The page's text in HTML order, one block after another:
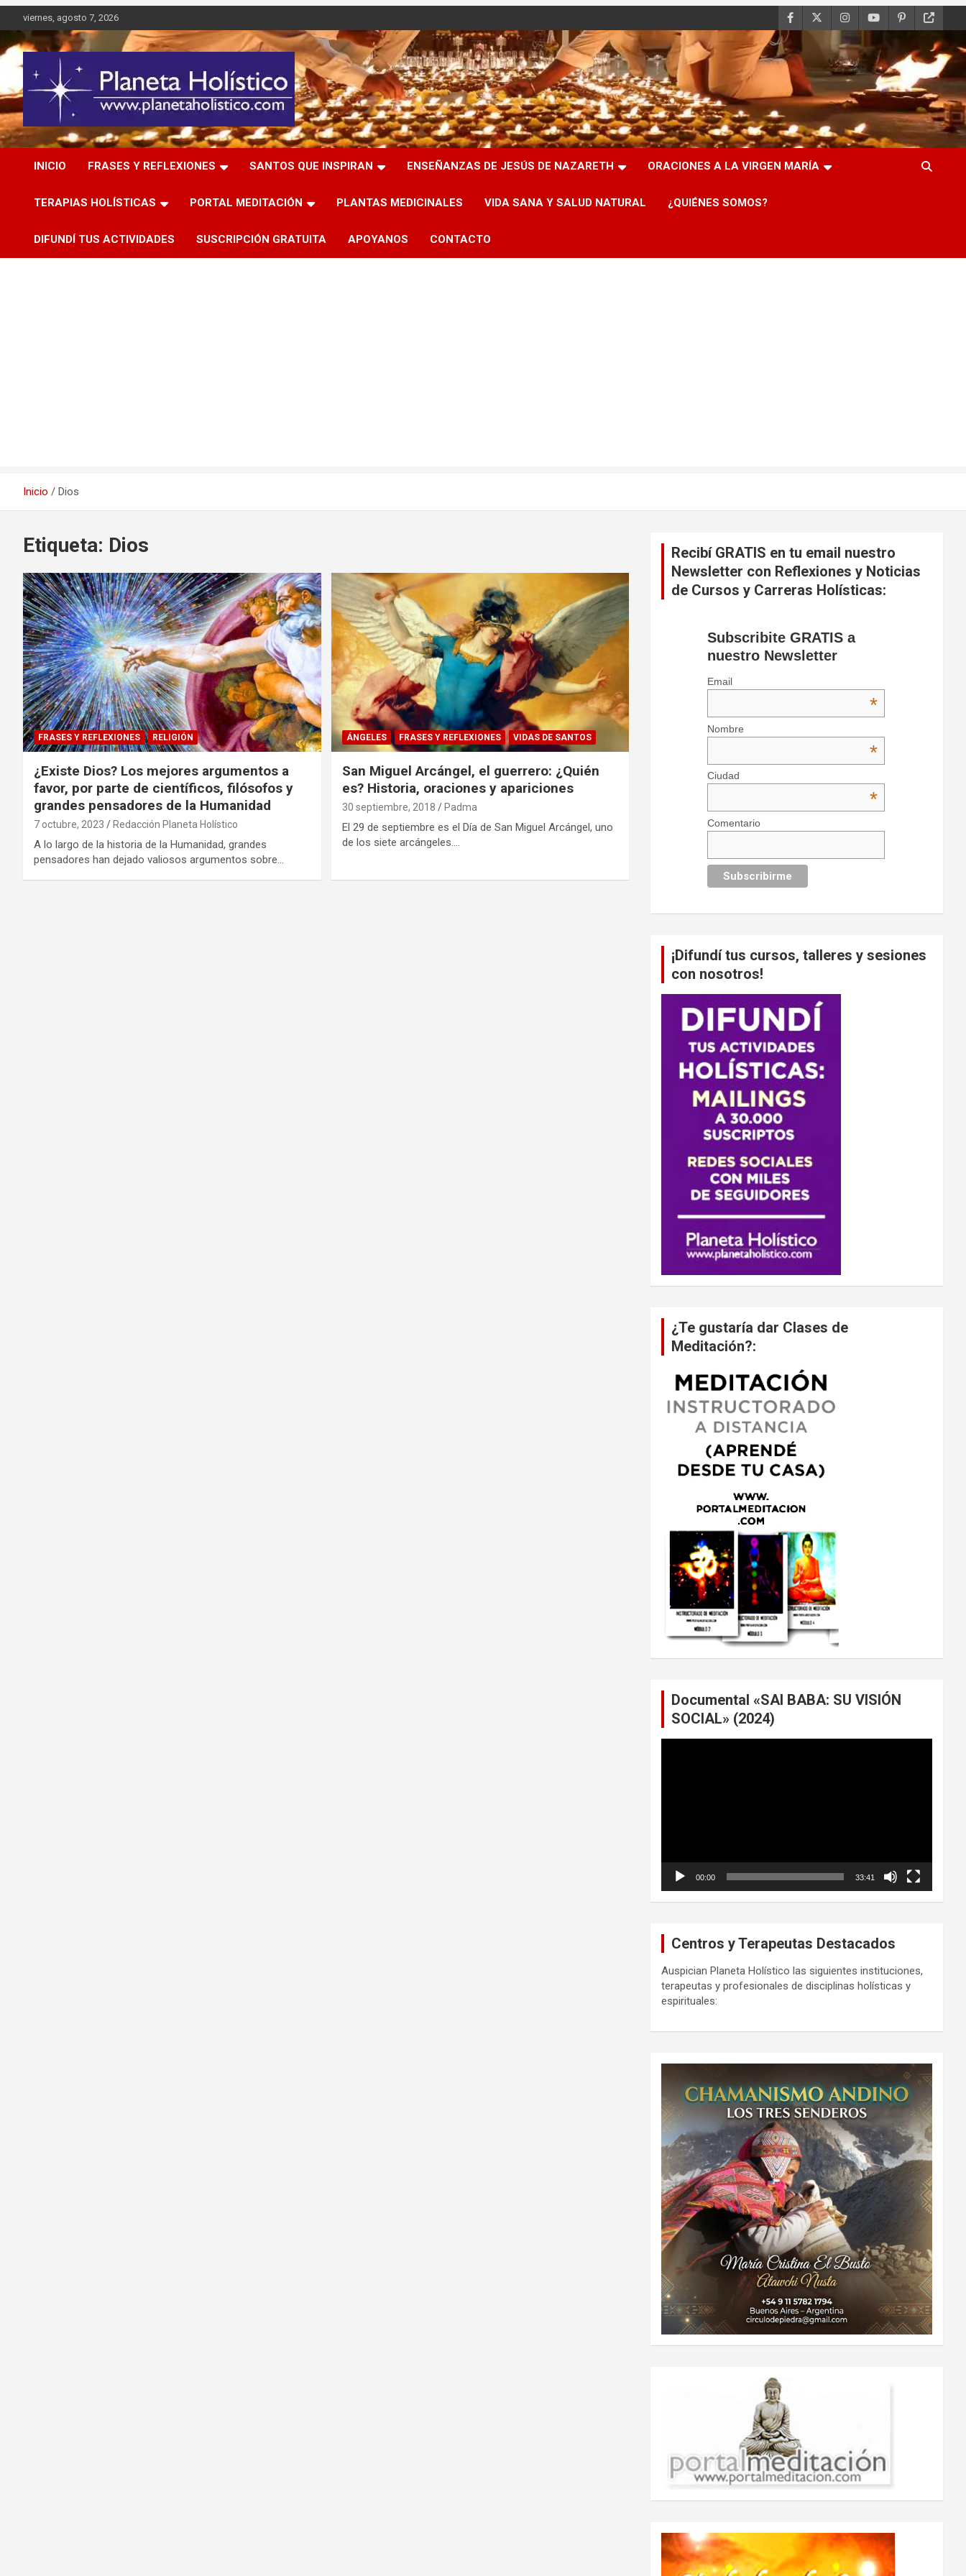
al
contenido
viernes, agosto 7, 2026
Planeta Holístico
Difusión de espiritualidad, terapias alternativas holísticas,
cursos, talleres y seminarios
INICIO
FRASES Y REFLEXIONES SANTOS QUE INSPIRAN ENSEÑANZAS DE JESÚS DE NAZARETH ORACIONES A LA VIRGEN MARÍA
TERAPIAS HOLÍSTICAS PORTAL MEDITACIÓN PLANTAS MEDICINALES VIDA SANA Y SALUD NATURAL ¿QUIÉNES SOMOS?
DIFUNDÍ TUS ACTIVIDADES SUSCRIPCIÓN GRATUITA APOYANOS CONTACTO
Inicio Dios
Etiqueta: Dios
FRASES Y REFLEXIONES RELIGIÓN
¿Existe Dios? Los mejores argumentos a
favor, por parte de científicos, filósofos y
grandes pensadores de la Humanidad
7 octubre, 2023 Redacción Planeta Holístico
A lo largo de la historia de la Humanidad, grandes
pensadores han dejado valiosos argumentos sobre…
ÁNGELES FRASES Y REFLEXIONES VIDAS DE SANTOS
San Miguel Arcángel, el guerrero: ¿Quién
es? Historia, oraciones y apariciones
30 septiembre, 2018 Padma
El 29 de septiembre es el Día de San Miguel Arcángel, uno
de los siete arcángeles.…
Recibí GRATIS en tu email nuestro
Newsletter con Reflexiones y Noticias
de Cursos y Carreras Holísticas:
Subscribite GRATIS a
nuestro Newsletter
Email
*
Nombre
*
Ciudad
*
Comentario
¡Difundí tus cursos, talleres y sesiones
con nosotros!
¿Te gustaría dar Clases de
Meditación?:
Documental «SAI BABA: SU VISIÓN
SOCIAL» (2024)
00:00 33:41
Centros y Terapeutas Destacados
Auspician Planeta Holístico las siguientes instituciones,
terapeutas y profesionales de disciplinas holísticas y
espirituales: